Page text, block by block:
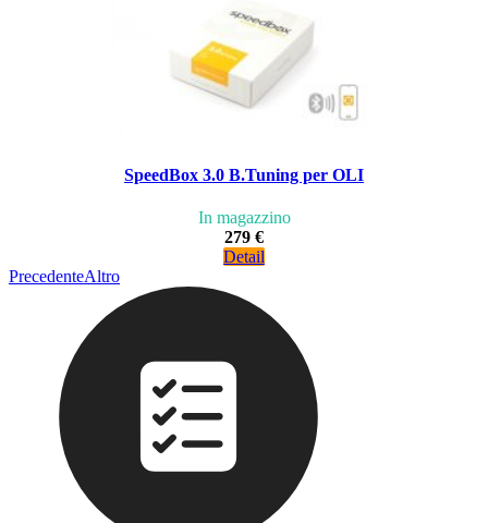
SpeedBox 3.0 B.Tuning per OLI
In magazzino
279 €
Detail
PrecedenteAltro